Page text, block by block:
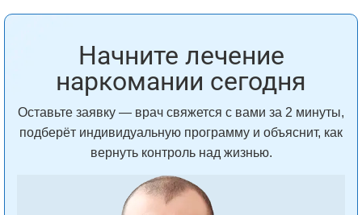
Начните лечение
наркомании сегодня
Оставьте заявку — врач свяжется с вами за 2 минуты,
подберёт индивидуальную программу и объяснит, как
вернуть контроль над жизнью.